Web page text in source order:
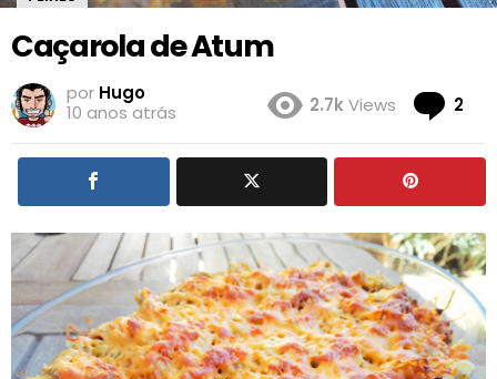
Caçarola de Atum
por Hugo
10 anos atrás
2.7kViews 2